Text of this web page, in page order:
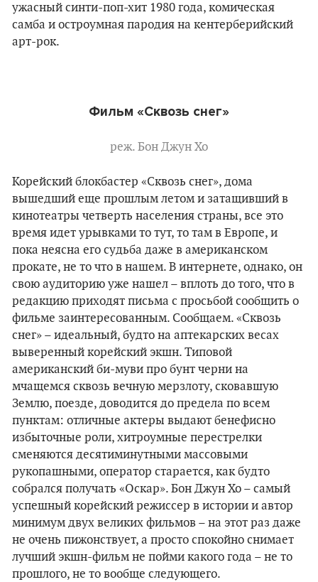
ужасный синти-поп-хит 1980 года, комическая
самба и остроумная пародия на кентерберийский
арт-рок.
Фильм «Сквозь снег»
реж. Бон Джун Хо
Корейский блокбастер «Сквозь снег», дома
вышедший еще прошлым летом и затащивший в
кинотеатры четверть населения страны, все это
время идет урывками то тут, то там в Европе, и
пока неясна его судьба даже в американском
прокате, не то что в нашем. В интернете, однако, он
свою аудиторию уже нашел – вплоть до того, что в
редакцию приходят письма с просьбой сообщить о
фильме заинтересованным. Сообщаем. «Сквозь
снег» – идеальный, будто на аптекарских весах
выверенный корейский экшн. Типовой
американский би-муви про бунт черни на
мчащемся сквозь вечную мерзлоту, сковавшую
Землю, поезде, доводится до предела по всем
пунктам: отличные актеры выдают бенефисно
избыточные роли, хитроумные перестрелки
сменяются десятиминутными массовыми
рукопашными, оператор старается, как будто
собрался получать «Оскар». Бон Джун Хо – самый
успешный корейский режиссер в истории и автор
минимум двух великих фильмов – на этот раз даже
не очень пижонствует, а просто спокойно снимает
лучший экшн-фильм не пойми какого года – не то
прошлого, не то вообще следующего.